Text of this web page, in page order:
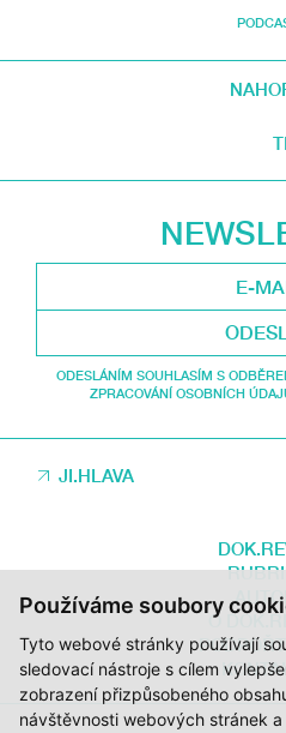
Používáme soubory
Tyto webové stránky používají
sledovací nástroje s cílem
zobrazení přizpůsobeného
návštěvnosti webových stránek
ODESLÁNÍM SOUHLASÍM S
ZPRACOVÁNÍ OSOBNÍCH
JI.HLAVA
O